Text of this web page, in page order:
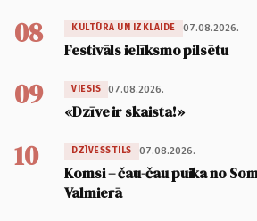
08 KULTŪRA UN IZKLAIDE 07.08.2026.
Festivāls ielīksmo pilsētu
09 VIESIS 07.08.2026.
«Dzīve ir skaista!»
10 DZĪVESSTILS 07.08.2026.
Komsi – čau-čau puika no
Valmierā